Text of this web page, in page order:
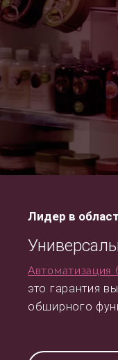
Лидер в
Автоматизация
это гарантия
обширного